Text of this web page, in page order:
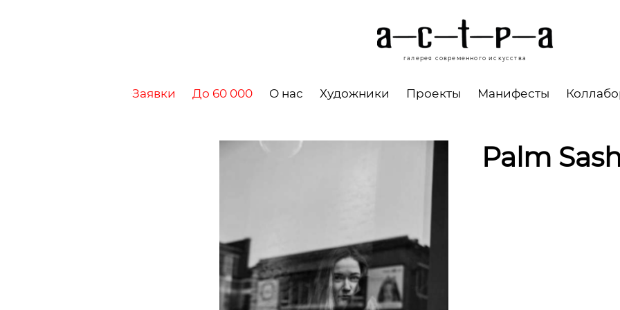
галерея современного искусства
Заявки До 60 000 О нас Художники Проекты Манифесты
Palm